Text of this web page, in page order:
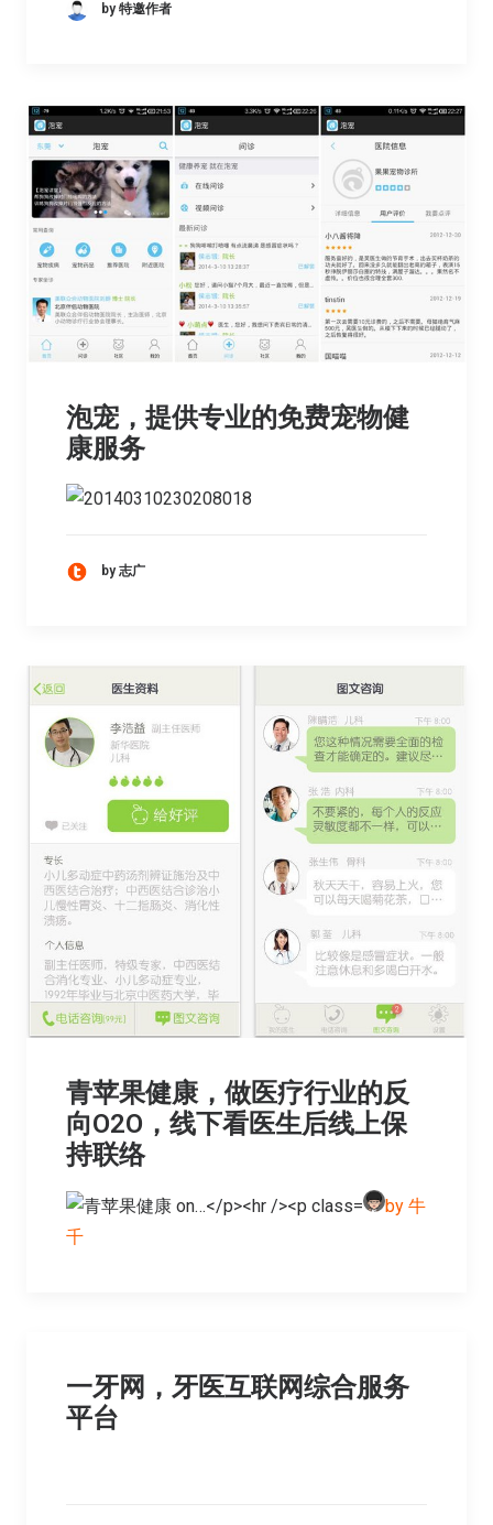
by 特邀作者
泡宠，提供专业的免费宠物健
康服务
by 志广
青苹果健康，做医疗行业的反
向O2O，线下看医生后线上保
持联络
by 牛
千
一牙网，牙医互联网综合服务
平台